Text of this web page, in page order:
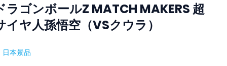
ラゴンボールZ MATCH MAKERS 超
イヤ人孫悟空（VSクウラ）
日本景品